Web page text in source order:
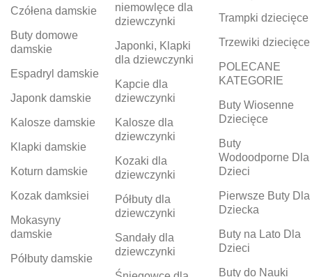
Czółena damskie
Buty domowe
damskie
Espadryl damskie
Japonk damskie
Kalosze damskie
Klapki damskie
Koturn damskie
Kozak damksiei
Mokasyny
damskie
Półbuty damskie
niemowlęce dla
dziewczynki
Japonki, Klapki
dla dziewczynki
Kapcie dla
dziewczynki
Kalosze dla
dziewczynki
Kozaki dla
dziewczynki
Półbuty dla
dziewczynki
Sandały dla
dziewczynki
Trampki dziecięce
Trzewiki dziecięce
POLECANE
KATEGORIE
Buty Wiosenne
Dziecięce
Buty
Wodoodporne Dla
Dzieci
Pierwsze Buty Dla
Dziecka
Buty na Lato Dla
Dzieci
Buty do Nauki